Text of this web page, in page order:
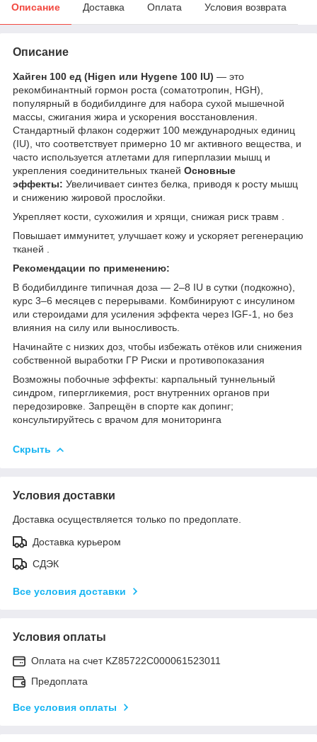
Описание Доставка Оплата Условия возврата
Описание
Хайген 100 ед (Higen или Hygene 100 IU) — это
рекомбинантный гормон роста (соматотропин, HGH),
популярный в бодибилдинге для набора сухой мышечной
массы, сжигания жира и ускорения восстановления.
Стандартный флакон содержит 100 международных единиц
(IU), что соответствует примерно 10 мг активного вещества, и
часто используется атлетами для гиперплазии мышц и
укрепления соединительных тканей Основные
эффекты: Увеличивает синтез белка, приводя к росту мышц
и снижению жировой прослойки.
Укрепляет кости, сухожилия и хрящи, снижая риск травм .
Повышает иммунитет, улучшает кожу и ускоряет регенерацию
тканей .
Рекомендации по применению:
В бодибилдинге типичная доза — 2–8 IU в сутки (подкожно),
курс 3–6 месяцев с перерывами. Комбинируют с инсулином
или стероидами для усиления эффекта через IGF-1, но без
влияния на силу или выносливость.
Начинайте с низких доз, чтобы избежать отёков или снижения
собственной выработки ГР Риски и противопоказания
Возможны побочные эффекты: карпальный туннельный
синдром, гипергликемия, рост внутренних органов при
передозировке. Запрещён в спорте как допинг;
консультируйтесь с врачом для мониторинга
Скрыть
Условия доставки
Доставка осуществляется только по предоплате.
Доставка курьером
СДЭК
Все условия доставки
Условия оплаты
Оплата на счет KZ85722C000061523011
Предоплата
Все условия оплаты